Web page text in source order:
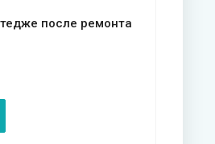
после ремонта